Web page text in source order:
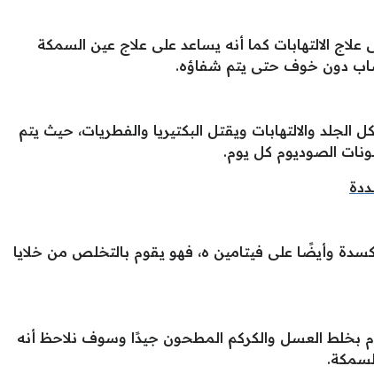
الالتهابات كما أنه يساعد على علاج عين السمكة
دون خوف حتى يتم شفاؤه.
والالتهابات ويقتل البكتيريا والفطريات، حيث يتم
الصوديوم كل يوم.
وأيضًا على فيتامين ه، فهو يقوم بالتخلص من خلايا
بخلط العسل والكركم المطحون جيدًا وسوف نلاحظ أنه